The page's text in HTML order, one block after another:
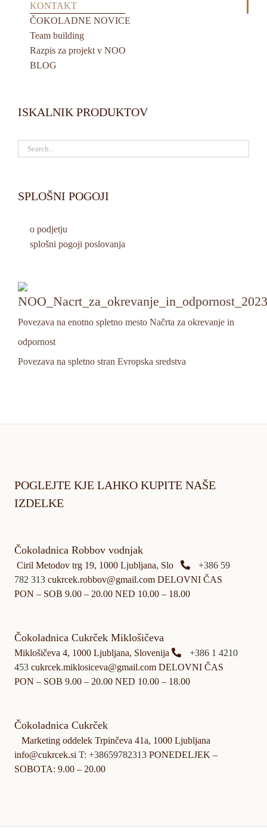
KONTAKT
ČOKOLADNE NOVICE
Team building
Razpis za projekt v NOO
BLOG
ISKALNIK PRODUKTOV
SPLOŠNI POGOJI
o podjetju
splošni pogoji poslovanja
Povezava na enotno spletno mesto Načrta za okrevanje in
odpornost
Povezava na spletno stran Evropska sredstva
POGLEJTE KJE LAHKO KUPITE NAŠE
IZDELKE
Čokoladnica Robbov vodnjak
Ciril Metodov trg 19, 1000 Ljubljana, Slo
+386 59
782 313 cukrcek.robbov@gmail.com DELOVNI ČAS
PON – SOB 9.00 – 20.00 NED 10.00 – 18.00
Čokoladnica Cukrček Miklošičeva
Miklošičeva 4, 1000 Ljubljana, Slovenija
+386 1 4210
453 cukrcek.miklosiceva@gmail.com DELOVNI ČAS
PON – SOB 9.00 – 20.00 NED 10.00 – 18.00
Čokoladnica Cukrček
Marketing oddelek Trpinčeva 41a, 1000 Ljubljana
info@cukrcek.si T: +38659782313 PONEDELJEK –
SOBOTA: 9.00 – 20.00